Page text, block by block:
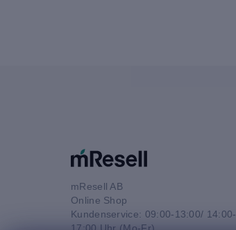
mResell AB
Online Shop
Kundenservice: 09:00-13:00/ 14:00-